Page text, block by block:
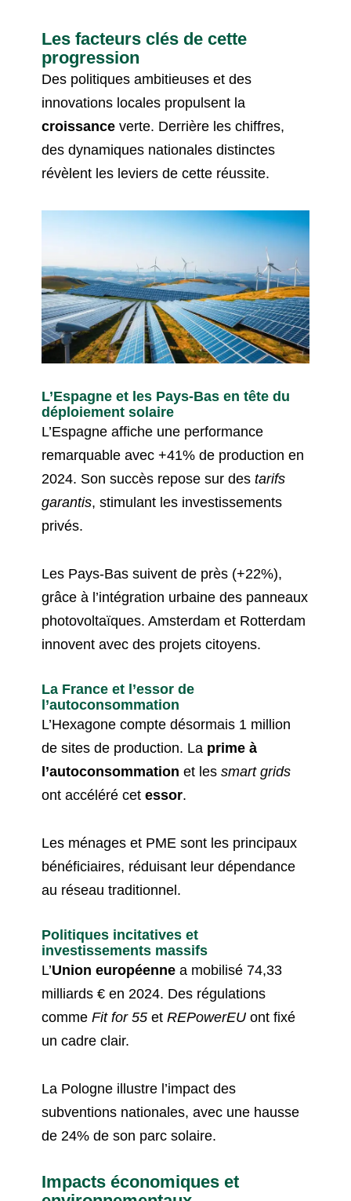
Les facteurs clés de cette
progression
Des politiques ambitieuses et des
innovations locales propulsent la
croissance verte. Derrière les chiffres,
des dynamiques nationales distinctes
révèlent les leviers de cette réussite.
L’Espagne et les Pays-Bas en tête du
déploiement solaire
L’Espagne affiche une performance
remarquable avec +41% de production en
2024. Son succès repose sur destarifs
garantis, stimulant les investissements
privés.
Les Pays-Bas suivent de près (+22%),
grâce à l’intégration urbaine des panneaux
photovoltaïques. Amsterdam et Rotterdam
innovent avec des projets citoyens.
La France et l’essor de
l’autoconsommation
L’Hexagone compte désormais 1 million
de sites de production. La prime à
l’autoconsommation et lessmart grids
ont accéléré cetessor.
Les ménages et PME sont les principaux
bénéficiaires, réduisant leur dépendance
au réseau traditionnel.
Politiques incitatives et
investissements massifs
L’Union européenne a mobilisé 74,33
milliards € en 2024. Des régulations
commeFit for 55 etREPowerEU ont fixé
un cadre clair.
La Pologne illustre l’impact des
subventions nationales, avec une hausse
de 24% de son parc solaire.
Impacts économiques et